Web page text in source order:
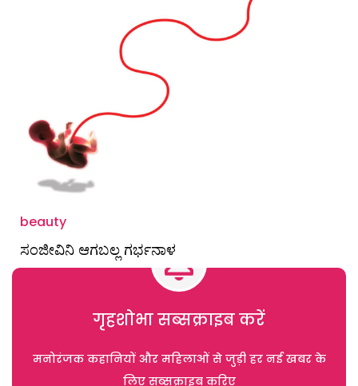
beauty
ಸಂಜೀವಿನಿ ಆಗಬಲ್ಲ ಗರ್ಭನಾಳ
गृहशोभा सब्सक्राइब करें
मनोरंजक कहानियों और महिलाओं से जुड़ी हर नई खबर के
लिए सब्सक्राइब करिए